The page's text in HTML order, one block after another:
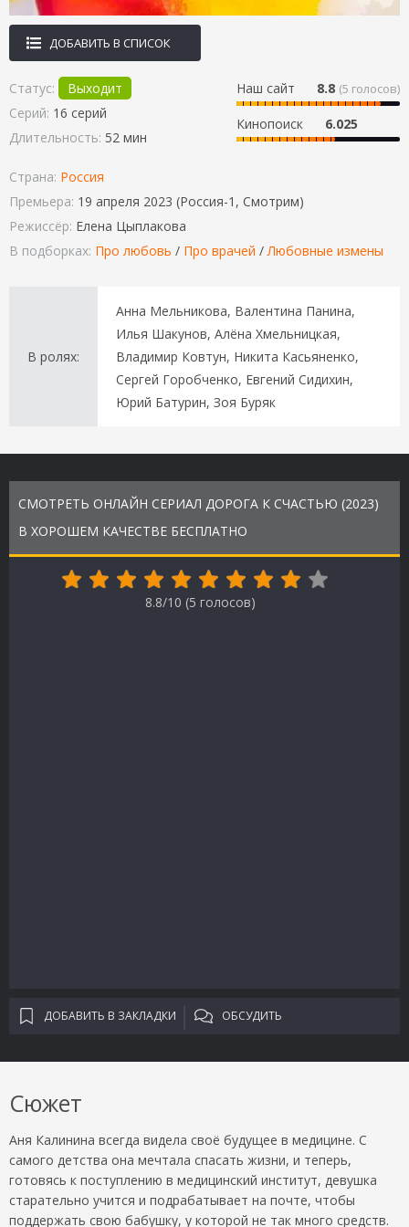
ДОБАВИТЬ В СПИСОК
Наш сайт 8.8 (5 голосов)
Кинопоиск 6.025
Статус:
Выходит
Серий: 16 серий
Длительность: 52 мин
Страна: Россия
Премьера: 19 апреля 2023 (Россия-1, Смотрим)
Режиссёр: Елена Цыплакова
В подборках: Про любовь / Про врачей / Любовные измены
В ролях:
Анна Мельникова, Валентина Панина,
Илья Шакунов, Алёна Хмельницкая,
Владимир Ковтун, Никита Касьяненко,
Сергей Горобченко, Евгений Сидихин,
Юрий Батурин, Зоя Буряк
СМОТРЕТЬ ОНЛАЙН СЕРИАЛ ДОРОГА К СЧАСТЬЮ (2023)
В ХОРОШЕМ КАЧЕСТВЕ БЕСПЛАТНО
8.8/10 (5 голосов)
ДОБАВИТЬ В ЗАКЛАДКИ ОБСУДИТЬ
Сюжет
Аня Калинина всегда видела своё будущее в медицине. С
самого детства она мечтала спасать жизни, и теперь,
готовясь к поступлению в медицинский институт, девушка
старательно учится и подрабатывает на почте, чтобы
поддержать свою бабушку, у которой не так много средств.